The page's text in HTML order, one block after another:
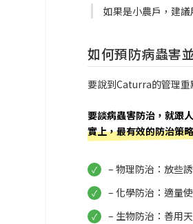
如果是小農戶，建
如何預防病蟲害
要說到Caturra的管理重
要談病蟲害防治，就跟
實上，最有效的防治策
– 物理防治：放些
– 化學防治：適量
– 生物防治：善用